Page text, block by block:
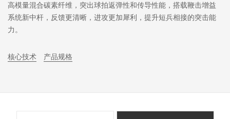
高模量混合碳素纤维，突出球拍返弹性和传导性能，搭载鞭击增益
系统新中杆，反馈更清晰，进攻更加犀利，提升短兵相接的突击能
力。
核心技术 产品规格